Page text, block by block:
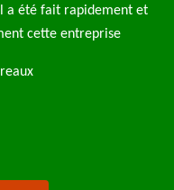
l’enlèvement des déchets
je recommande
Fernaux